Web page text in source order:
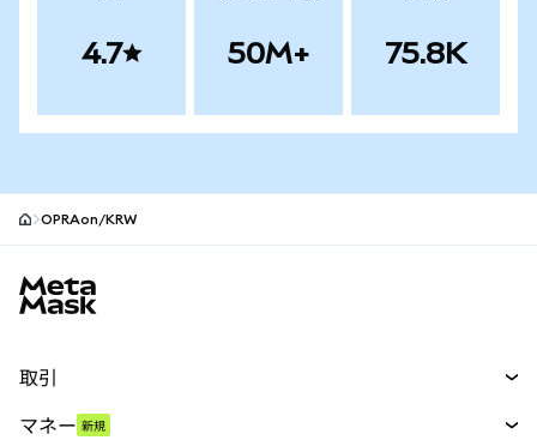
4.7 50M+ 75.8K
OPRAon/KRW
取引
マネー 新規